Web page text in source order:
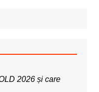
2026 și care